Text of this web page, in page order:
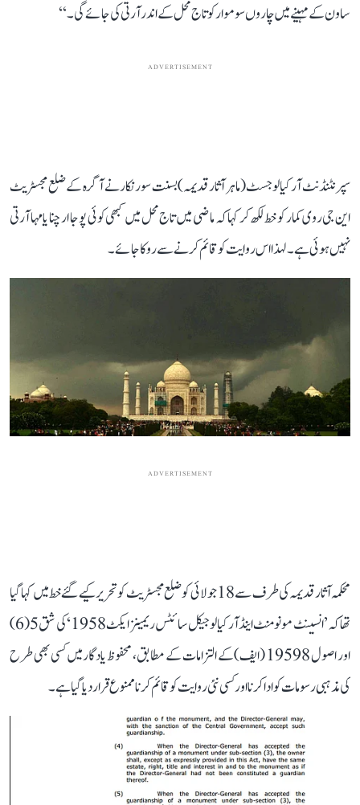
ساون کے مہینے میں چاروں سوموار کو تاج محل کے اندر آرتی کی جائے گی۔ ‘‘
ADVERTISEMENT
سپرنٹنڈنٹ آرکیالوجسٹ (ماہر آثار قدیمہ) بسنت سورنکار نے آگرہ کے ضلع مجسٹریٹ
این جی روی کمار کو خط لکھ کر کہا کہ ماضی میں تاج محل میں کبھی کوئی پوجا ارچنا یا مہا آرتی
نہیں ہوئی ہے۔ لہذا اس روایت کو قائم کرنے سے روکا جائے۔
ADVERTISEMENT
محکمہ آثار قدیمہ کی طرف سے 18 جولائی کو ضلع مجسٹریٹ کو تحریر کیے گئے خط میں کہا گیا
تھا کہ ’انسینٹ مونومنٹ اینڈ آرکیالوجیکل سائٹس ریمینز ایکٹ 1958 ‘ کی شق 5 (6)
اور اصول 19598 (ایف) کے التزامات کے مطابق، محفوظ یادگار میں کسی بھی طرح
کی مذہبی رسومات کو ادا کرنا اور کسی نئی روایت کو قائم کرنا ممنوع قرار دیا گیا ہے۔